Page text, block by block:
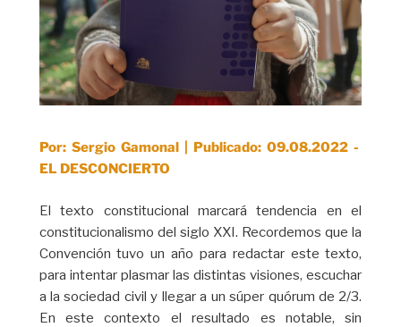
Por: Sergio Gamonal | Publicado: 09.08.2022 -
EL DESCONCIERTO
El texto constitucional marcará tendencia en el
constitucionalismo del siglo XXI. Recordemos que la
Convención tuvo un año para redactar este texto,
para intentar plasmar las distintas visiones, escuchar
a la sociedad civil y llegar a un súper quórum de 2/3.
En este contexto el resultado es notable, sin